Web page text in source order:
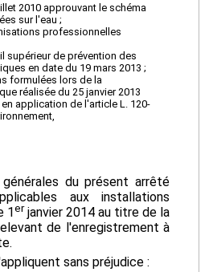
2010 approuvant le schéma
sur l'eau ;
professionnelles
supérieur de prévention des
en date du 19 mars 2013 ;
formulées lors de la
réalisée du 25 janvier 2013
en application de l'article L. 120-
du présent arrêté
aux installations
1erjanvier 2014 au titre de la
de l'enregistrement à
sans préjudice :